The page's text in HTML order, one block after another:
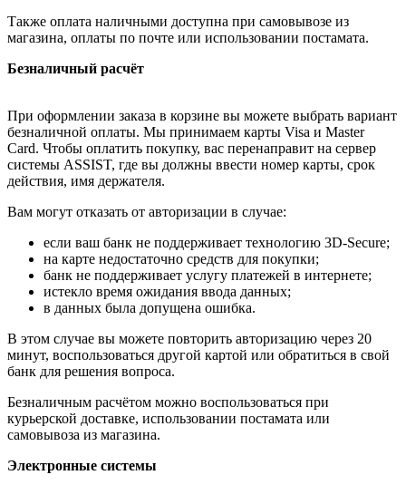
Также оплата наличными доступна при самовывозе из
магазина, оплаты по почте или использовании постамата.
Безналичный расчёт
При оформлении заказа в корзине вы можете выбрать вариант
безналичной оплаты. Мы принимаем карты Visa и Master
Card. Чтобы оплатить покупку, вас перенаправит на сервер
системы ASSIST, где вы должны ввести номер карты, срок
действия, имя держателя.
Вам могут отказать от авторизации в случае:
если ваш банк не поддерживает технологию 3D-Secure;
на карте недостаточно средств для покупки;
банк не поддерживает услугу платежей в интернете;
истекло время ожидания ввода данных;
в данных была допущена ошибка.
В этом случае вы можете повторить авторизацию через 20
минут, воспользоваться другой картой или обратиться в свой
банк для решения вопроса.
Безналичным расчётом можно воспользоваться при
курьерской доставке, использовании постамата или
самовывоза из магазина.
Электронные системы